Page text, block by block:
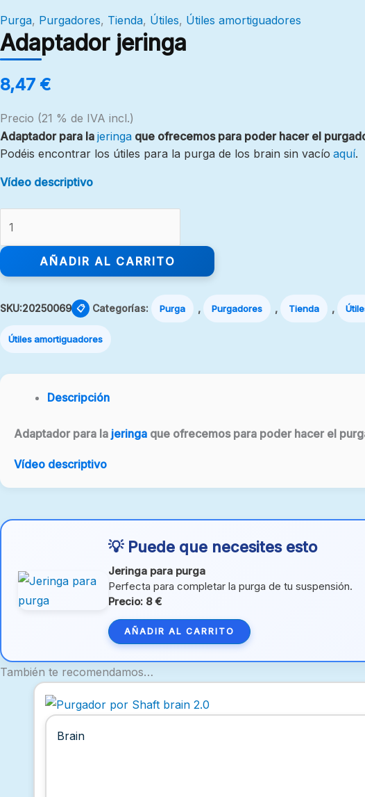
Purga, Purgadores, Tienda, Útiles, Útiles amortiguadores
Adaptador jeringa
8,47 €
Precio (21 % de IVA incl.)
Adaptador para la jeringa que ofrecemos para poder hacer el
Podéis encontrar los útiles para la purga de los brain sin vacío aquí.
Vídeo descriptivo
AÑADIR AL CARRITO
SKU:20250069 📋 Categorías: Purga , Purgadores , Tienda ,
Útiles amortiguadores
Descripción
Adaptador para la jeringa que ofrecemos para poder hacer el
Vídeo descriptivo
💡 Puede que necesites esto
Jeringa para purga
Perfecta para completar la purga de tu suspensión.
Precio: 8 €
AÑADIR AL CARRITO
También te recomendamos…
Brain